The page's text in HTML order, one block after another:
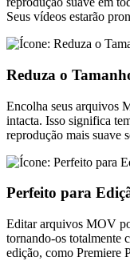
Seus vídeos estarão
Reduza o
Encolha seus arquivos
intacta. Isso significa
reprodução mais suave
Perfeito para
Editar arquivos MOV
tornando-os totalmente
edição, como Premiere